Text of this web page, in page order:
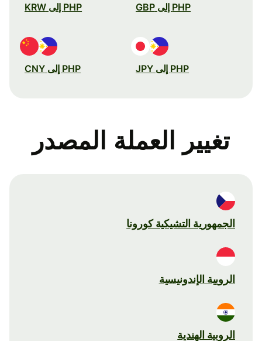
PHP إلى GBP PHP إلى KRW
PHP إلى JPY PHP إلى CNY
تغيير العملة المصدر
الجمهورية التشيكية كورونا
الروبية الإندونيسية
الروبية الهندية